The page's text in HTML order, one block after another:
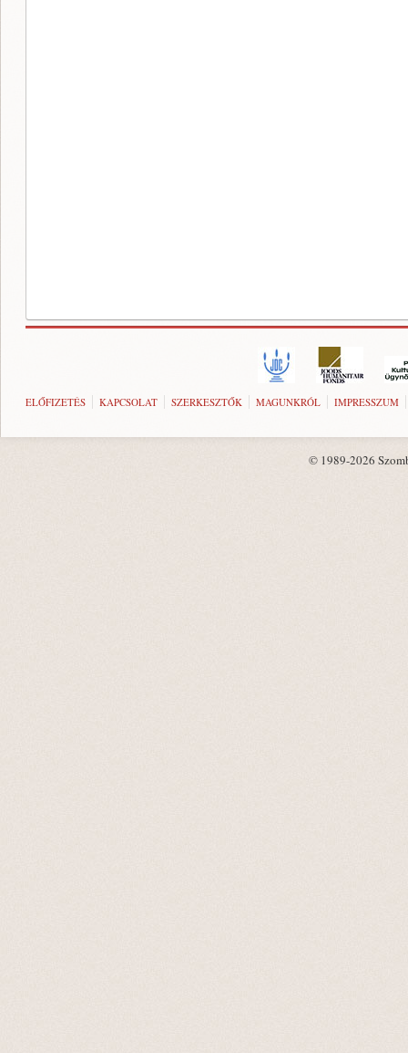
ELŐFIZETÉS KAPCSOLAT SZERKESZTŐK MAGUNKRÓL IMPRESSZUM
© 1989-2026